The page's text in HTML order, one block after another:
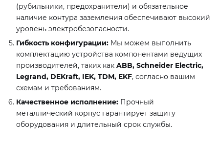
(рубильники, предохранители) и обязательное
наличие контура заземления обеспечивают высокий
уровень электробезопасности.
Гибкость конфигурации: Мы можем выполнить
комплектацию устройства компонентами ведущих
производителей, таких как ABB, Schneider Electric,
Legrand, DEKraft, IEK, TDM, EKF, согласно вашим
схемам и требованиям.
Качественное исполнение: Прочный
металлический корпус гарантирует защиту
оборудования и длительный срок службы.